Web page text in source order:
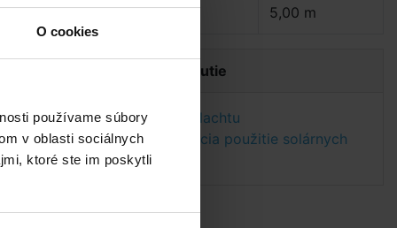
O cookies
používame súbory
v oblasti sociálnych
ktoré ste im poskytli
Priemer plachty: 5,00 m
Dokumenty na stiahnutie
Návod na solárnu plachtu
Technická špecifikácia použitie solárnych
plachiet